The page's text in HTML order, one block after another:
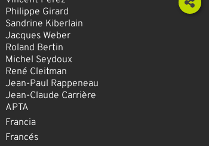
Philippe Girard
Sandrine Kiberlain
Jacques Weber
Roland Bertin
Michel Seydoux
René Cleitman
Jean-Paul Rappeneau
Jean-Claude Carrière
APTA
Francia
Francés